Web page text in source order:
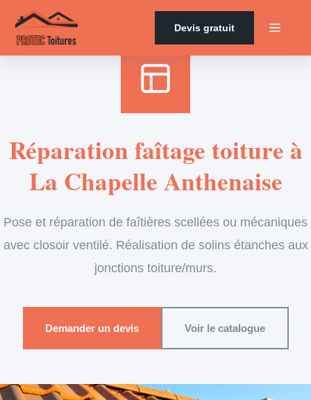
Devis gratuit
Réparation faîtage toiture à
La Chapelle Anthenaise
Pose et réparation de faîtières scellées ou mécaniques
avec closoir ventilé. Réalisation de solins étanches aux
jonctions toiture/murs.
Demander un devis Voir le catalogue